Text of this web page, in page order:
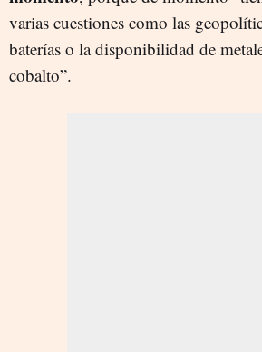
varias cuestiones como las
baterías o la disponibilidad de
cobalto”.